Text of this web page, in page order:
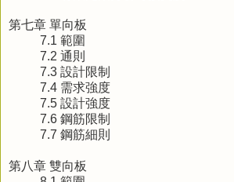
第七章 單向板
7.1 範圍
7.2 通則
7.3 設計限制
7.4 需求強度
7.5 設計強度
7.6 鋼筋限制
7.7 鋼筋細則
第八章 雙向板